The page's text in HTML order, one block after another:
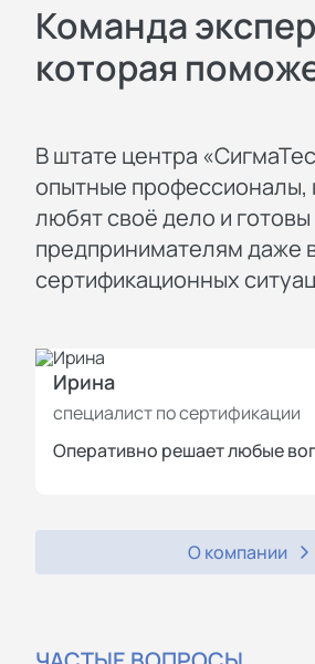
Команда
которая
В штате центра
опытные профессионалы,
любят своё дело и
предпринимателям даже
сертификационных
Ирина
специалист по сертификации
Оперативно решает любые
О компании